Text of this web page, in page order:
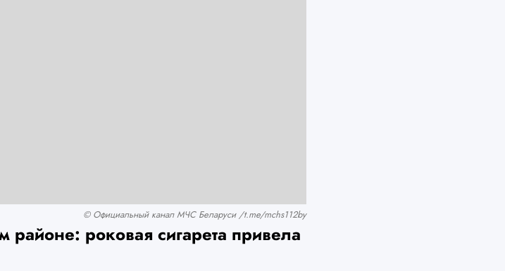
© Официальный канал МЧС Беларуси /t.me/mchs112by
районе: роковая сигарета привела